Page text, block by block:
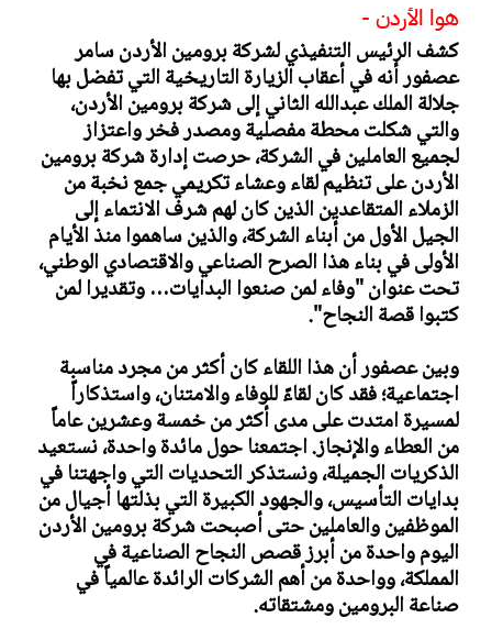
هوا الأردن -
كشف الرئيس التنفيذي لشركة برومين الأردن سامر
عصفور أنه في أعقاب الزيارة التاريخية التي تفضل بها
جلالة الملك عبدالله الثاني إلى شركة برومين الأردن،
والتي شكلت محطة مفصلية ومصدر فخر واعتزاز
لجميع العاملين في الشركة، حرصت إدارة شركة برومين
الأردن على تنظيم لقاء وعشاء تكريمي جمع نخبة من
الزملاء المتقاعدين الذين كان لهم شرف الانتماء إلى
الجيل الأول من أبناء الشركة، والذين ساهموا منذ الأيام
الأولى في بناء هذا الصرح الصناعي والاقتصادي الوطني،
تحت عنوان "وفاء لمن صنعوا البدايات… وتقديرا لمن
كتبوا قصة النجاح".
وبين عصفور أن هذا اللقاء كان أكثر من مجرد مناسبة
اجتماعية؛ فقد كان لقاءً للوفاء والامتنان، واستذكاراً
لمسيرة امتدت على مدى أكثر من خمسة وعشرين عاماً
من العطاء والإنجاز. اجتمعنا حول مائدة واحدة، نستعيد
الذكريات الجميلة، ونستذكر التحديات التي واجهتنا في
بدايات التأسيس، والجهود الكبيرة التي بذلتها أجيال من
الموظفين والعاملين حتى أصبحت شركة برومين الأردن
اليوم واحدة من أبرز قصص النجاح الصناعية في
المملكة، وواحدة من أهم الشركات الرائدة عالمياً في
صناعة البرومين ومشتقاته.